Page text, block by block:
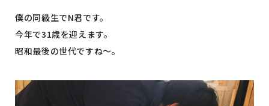
僕の同級生でN君です。
今年で31歳を迎えます。
昭和最後の世代ですね～。